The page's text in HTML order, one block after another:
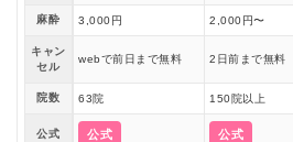
麻酔 3,000円 2,000円〜
キャン
セル
webで前日まで無料 2日前まで無料
院数 63院 150院以上
公式 公式 公式